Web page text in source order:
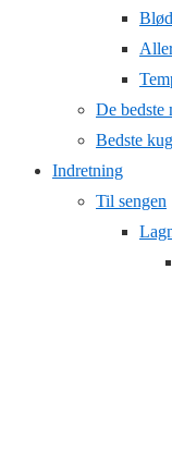
De bedste
Bedste
Indretning
Til sengen